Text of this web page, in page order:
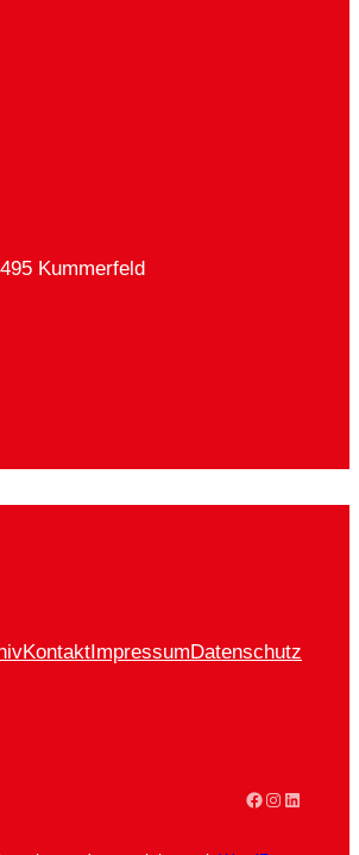
Kummerfeld
KontaktImpressumDatenschutz
Facebook
Instagram
LinkedIn